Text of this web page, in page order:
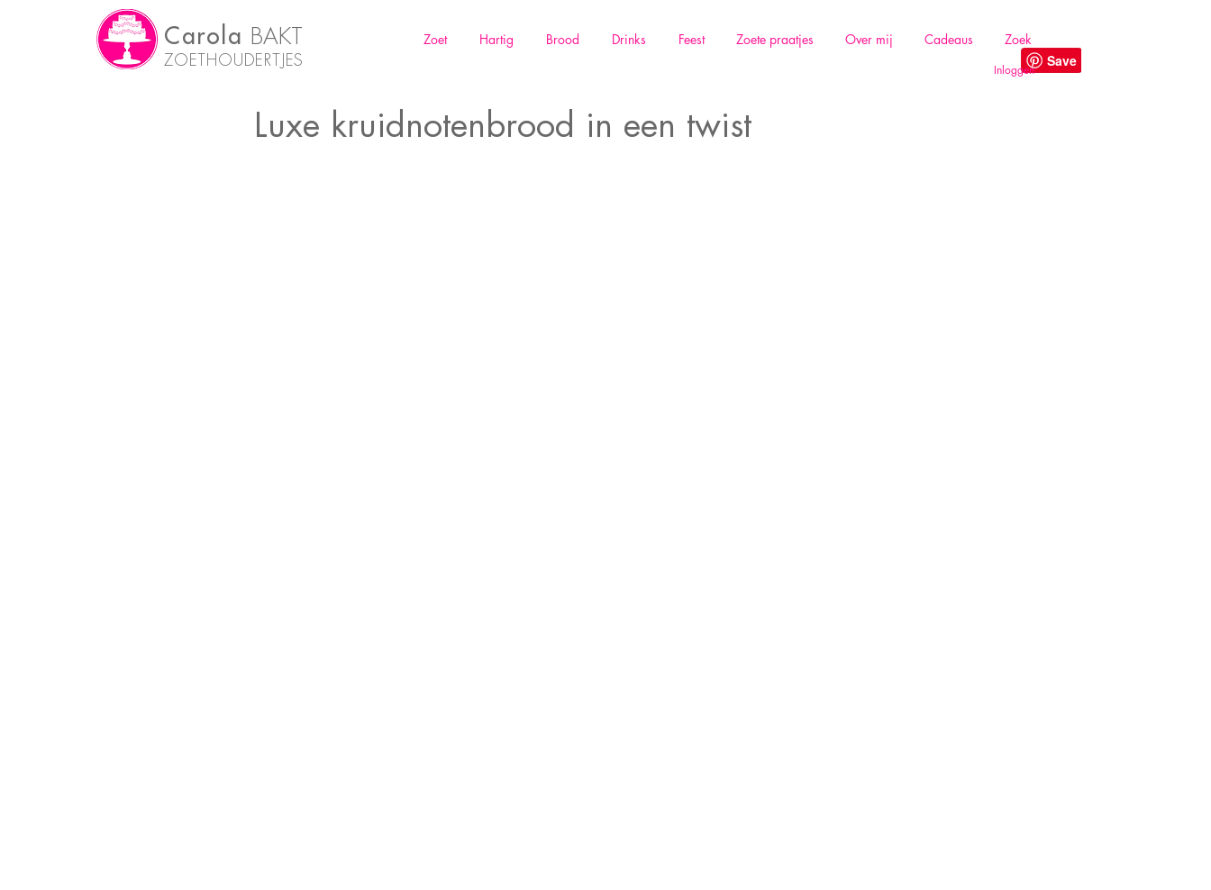
Carola BAKT
ZOETHOUDERTJES
Zoet Hartig Brood Drinks Feest Zoete praatjes Over mij Cadeaus Zoek
Inloggen
Luxe kruidnotenbrood in een twist